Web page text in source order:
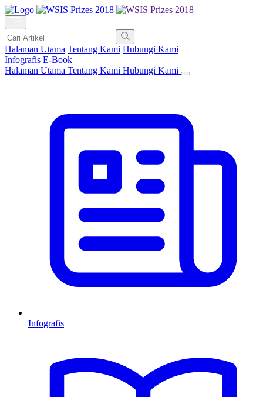
Halaman Utama Tentang Kami Hubungi Kami
Infografis E-Book
Halaman Utama Tentang Kami Hubungi Kami
Infografis